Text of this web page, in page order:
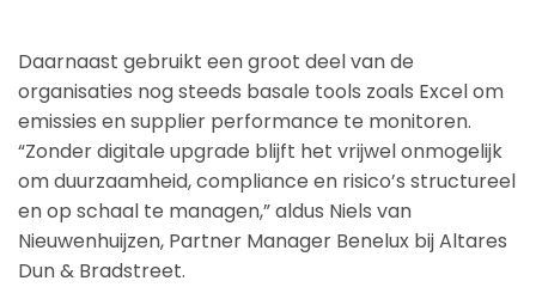
Daarnaast gebruikt een groot deel van de
organisaties nog steeds basale tools zoals Excel om
emissies en supplier performance te monitoren.
“Zonder digitale upgrade blijft het vrijwel onmogelijk
om duurzaamheid, compliance en risico’s structureel
en op schaal te managen,” aldus Niels van
Nieuwenhuijzen, Partner Manager Benelux bij Altares
Dun & Bradstreet.